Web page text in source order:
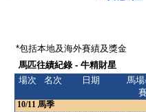
*包括本地及海外賽績及獎金
馬匹往績紀錄 - 牛精財星
場次
名次 日期
馬
10/11 馬季